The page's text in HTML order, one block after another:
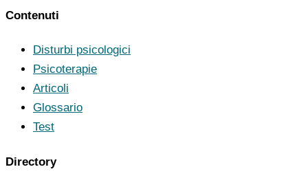
Contenuti
Disturbi psicologici
Psicoterapie
Articoli
Glossario
Test
Directory